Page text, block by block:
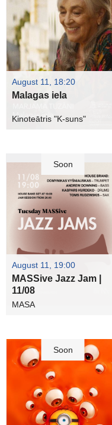
August 11, 18:20
Malagas iela
Kinoteātris "K-suns"
Soon
August 11, 19:00
MASSive Jazz Jam |
11/08
MASA
Soon